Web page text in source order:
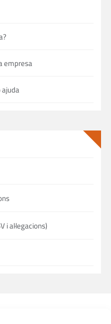
empresa
ajuda
i al·legacions)